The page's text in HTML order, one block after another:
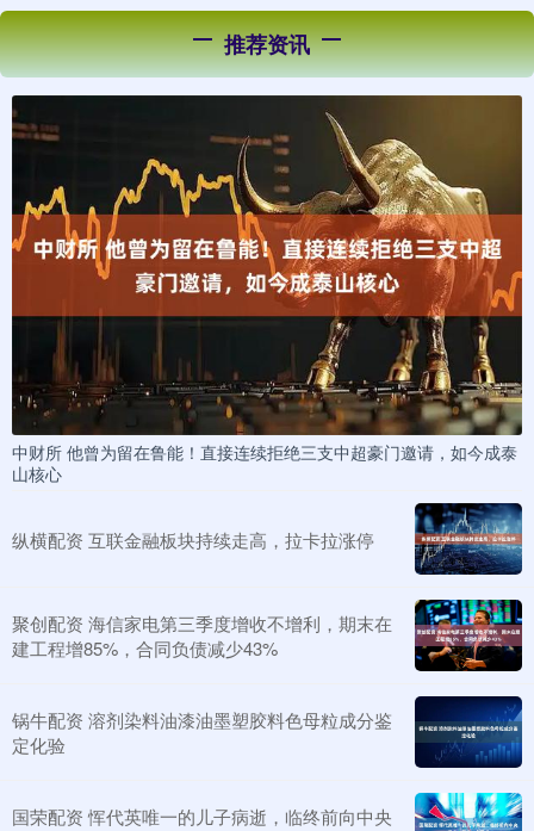
推荐资讯
中财所 他曾为留在鲁能！直接连续拒绝三支中超豪门邀请，如今成泰
山核心
纵横配资 互联金融板块持续走高，拉卡拉涨停
聚创配资 海信家电第三季度增收不增利，期末在
建工程增85%，合同负债减少43%
锅牛配资 溶剂染料油漆油墨塑胶料色母粒成分鉴
定化验
国荣配资 恽代英唯一的儿子病逝，临终前向中央